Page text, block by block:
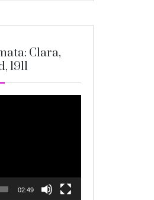
Clara,
1911
02:49